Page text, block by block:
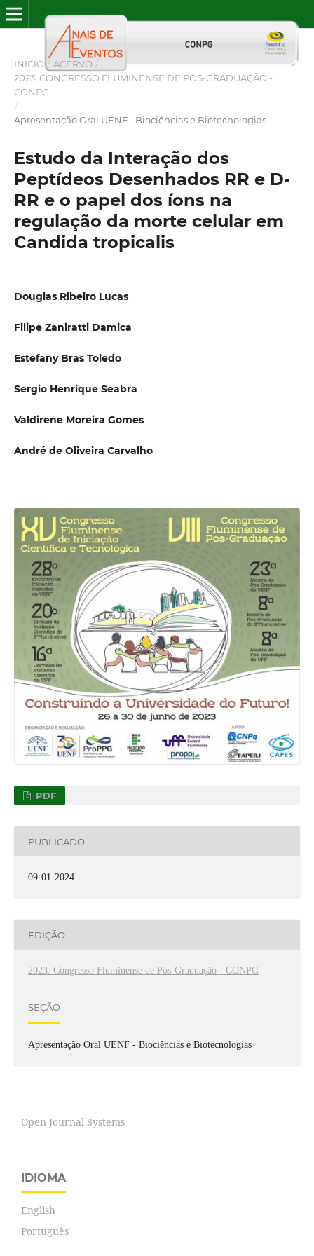
INÍCIO / ACERVO /
2023: CONGRESSO FLUMINENSE DE PÓS-GRADUAÇÃO -
CONPG
/
Apresentação Oral UENF - Biociências e Biotecnologias
Estudo da Interação dos
Peptídeos Desenhados RR e D-
RR e o papel dos íons na
regulação da morte celular em
Candida tropicalis
Douglas Ribeiro Lucas
Filipe Zaniratti Damica
Estefany Bras Toledo
Sergio Henrique Seabra
Valdirene Moreira Gomes
André de Oliveira Carvalho
PDF
PUBLICADO
09-01-2024
EDIÇÃO
2023: Congresso Fluminense de Pós-Graduação - CONPG
SEÇÃO
Apresentação Oral UENF - Biociências e Biotecnologias
Open Journal Systems
IDIOMA
English
Português